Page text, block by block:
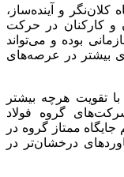
و آینده‌ساز،
و کارکنان در حرکت
بوده و می‌تواند
بیشتر در عرصه‌های
تقویت هرچه بیشتر
گروه فولاد
ممتاز گروه در
درخشان‌تر در